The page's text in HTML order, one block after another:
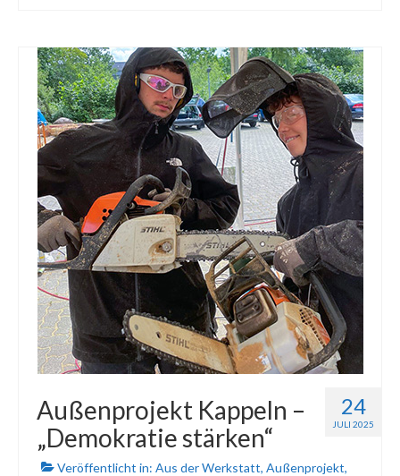
24
JULI 2025
Außenprojekt Kappeln –
„Demokratie stärken“
Veröffentlicht in: Aus der Werkstatt, Außenprojekt,